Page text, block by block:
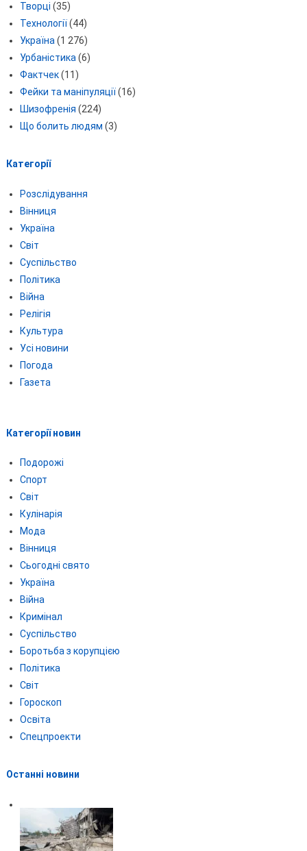
Творці (35)
Технології(44)
Україна(1 276)
Урбаністика(6)
Фактчек(11)
Фейки та маніпуляції(16)
Шизофренія (224)
Що болить людям (3)
Категорії
Розслідування
Вінниця
Україна
Світ
Суспільство
Політика
Війна
Релігія
Культура
Усі новини
Погода
Газета
Категорії новин
Подорожі
Спорт
Світ
Кулінарія
Мода
Вінниця
Сьогодні свято
Україна
Війна
Кримінал
Суспільство
Боротьба з корупцією
Політика
Світ
Гороскоп
Освіта
Спецпроекти
Останні новини